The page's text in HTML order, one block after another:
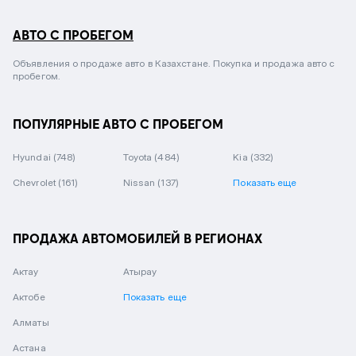
АВТО С ПРОБЕГОМ
Объявления о продаже авто в Казахстане. Покупка и продажа авто с
пробегом.
ПОПУЛЯРНЫЕ АВТО С ПРОБЕГОМ
Hyundai (748) Toyota (484) Kia (332)
Chevrolet (161) Nissan (137) Показать еще
ПРОДАЖА АВТОМОБИЛЕЙ В РЕГИОНАХ
Актау
Актобе
Алматы
Астана
Атырау
Показать еще